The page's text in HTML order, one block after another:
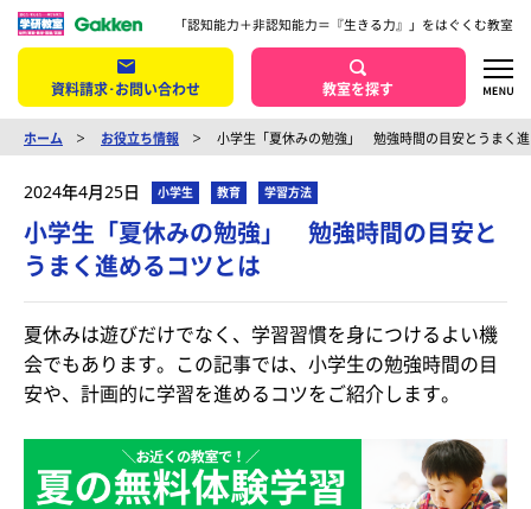
「認知能力＋非認知能力＝『生きる力』」をはぐくむ教室
資料請求･お問い合わせ 教室を探す
ホーム お役立ち情報 小学生「夏休みの勉強」 勉強時間の目安とうまく
2024年4月25日 小学生 教育 学習方法
小学生「夏休みの勉強」 勉強時間の目安と
うまく進めるコツとは
夏休みは遊びだけでなく、学習習慣を身につけるよい機
会でもあります。この記事では、小学生の勉強時間の目
安や、計画的に学習を進めるコツをご紹介します。